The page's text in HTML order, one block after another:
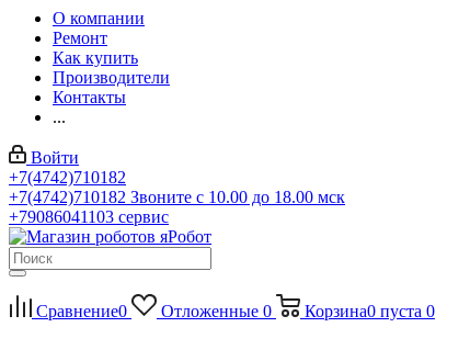
О компании
Ремонт
Как купить
Производители
Контакты
...
Войти
+7(4742)710182
+7(4742)710182 Звоните с 10.00 до 18.00 мск
+79086041103 сервис
Сравнение0 Отложенные 0 Корзина0 пуста 0